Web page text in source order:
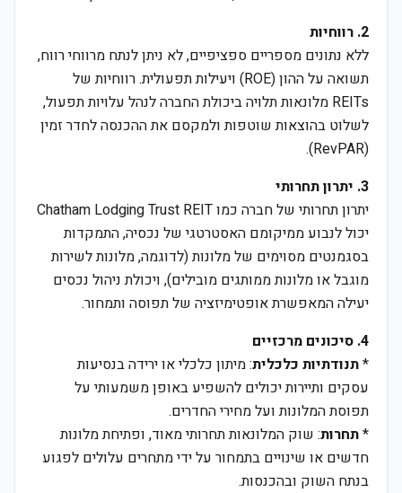
2. רווחיות
ללא נתונים מספריים ספציפיים, לא ניתן לנתח מרווחי רווח,
תשואה על ההון (ROE) ויעילות תפעולית. רווחיות של
REITs מלונאות תלויה ביכולת החברה לנהל עלויות תפעול,
לשלוט בהוצאות שוטפות ולמקסם את ההכנסה לחדר זמין
(RevPAR).
3. יתרון תחרותי
יתרון תחרותי של חברה כמו Chatham Lodging Trust REIT
יכול לנבוע ממיקומם האסטרטגי של נכסיה, התמקדות
בסגמנטים מסוימים של מלונות (לדוגמה, מלונות לשירות
מוגבל או מלונות ממותגים מובילים), ויכולת ניהול נכסים
יעילה המאפשרת אופטימיזציה של תפוסה ותמחור.
4. סיכונים מרכזיים
*תנודתיות כלכלית: מיתון כלכלי או ירידה בנסיעות
עסקים ותיירות יכולים להשפיע באופן משמעותי על
תפוסת המלונות ועל מחירי החדרים.
*תחרות: שוק המלונאות תחרותי מאוד, ופתיחת מלונות
חדשים או שינויים בתמחור על ידי מתחרים עלולים לפגוע
בנתח השוק ובהכנסות.